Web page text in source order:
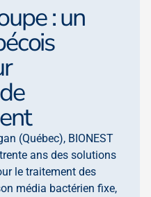
: un
(Québec), BIONEST
ans des solutions
le traitement des
média bactérien fixe,